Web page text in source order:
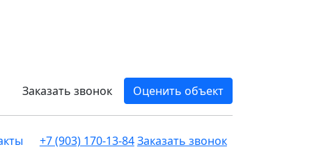
Заказать звонок Оценить объект
+7 (903) 170-13-84Заказать звонок